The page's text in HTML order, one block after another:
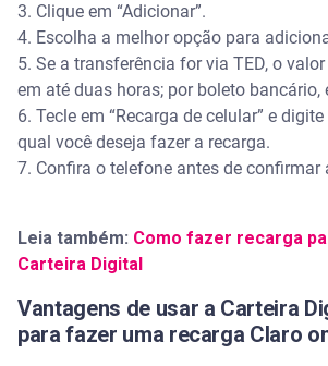
3. Clique em “Adicionar”.
4. Escolha a melhor opção para
5. Se a transferência for via TED, o
em até duas horas; por boleto bancário,
6. Tecle em “Recarga de celular” e
qual você deseja fazer a recarga.
7. Confira o telefone antes de confirmar
Leia também: Como fazer recarga
Carteira Digital
Vantagens de usar a Carteira
para fazer uma recarga Claro